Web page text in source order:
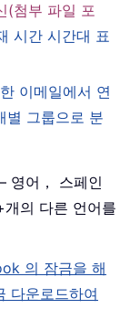
(첨부 파일 포
시간 시간대 표
이메일에서 연
별 그룹으로 분
영어， 스페인
의 다른 언어를
의 잠금을 해
다운로드하여